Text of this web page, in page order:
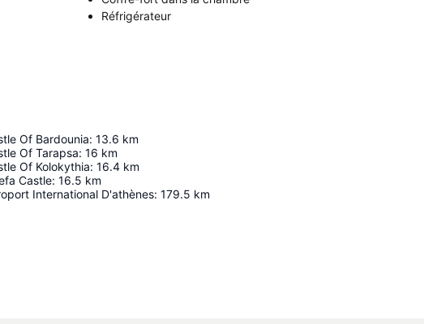
Réfrigérateur
Of Bardounia: 13.6 km
Of Tarapsa: 16 km
Of Kolokythia: 16.4 km
Castle: 16.5 km
International D'athènes: 179.5 km